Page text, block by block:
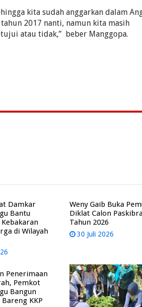
kita sudah anggarkan dalam
tahun 2017 nanti, namun kita masih
atau tidak,” beber Manggopa.
Damkar
Bantu
di Wilayah
Weny Gaib Buka
Diklat Calon
Tahun 2026
30 Juli 2026
Penerimaan
Pemkot
Bangun
KKP